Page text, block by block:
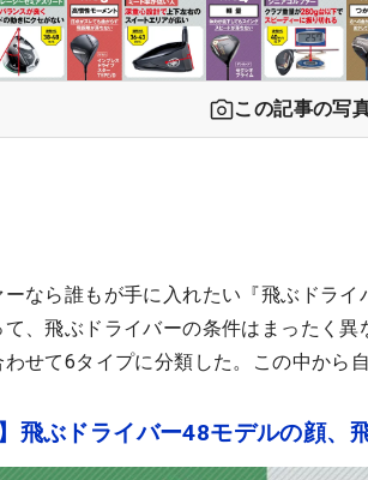
この記事の写
ーなら誰もが手に入れたい『飛ぶドラ
て、飛ぶドライバーの条件はまったく
わせて6タイプに分類した。この中から
】飛ぶドライバー48モデルの顔、